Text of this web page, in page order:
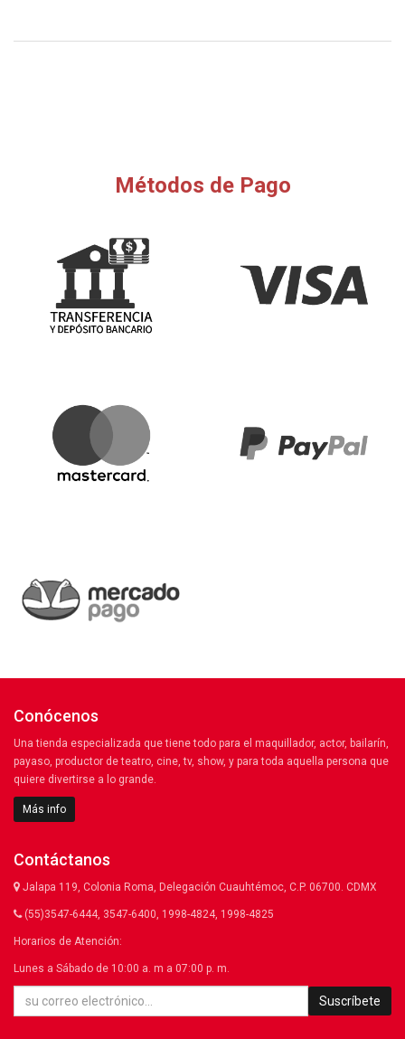
Métodos de Pago
Conócenos
Una tienda especializada que tiene todo para el maquillador, actor, bailarín,
payaso, productor de teatro, cine, tv, show, y para toda aquella persona que
quiere divertirse a lo grande.
Más info
Contáctanos
Jalapa 119, Colonia Roma, Delegación Cuauhtémoc, C.P. 06700. CDMX
(55)3547-6444, 3547-6400, 1998-4824, 1998-4825
Horarios de Atención:
Lunes a Sábado de 10:00 a. m a 07:00 p. m.
Suscríbete